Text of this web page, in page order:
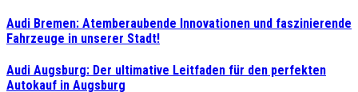
Audi Bremen: Atemberaubende Innovationen und faszinierende
Fahrzeuge in unserer Stadt!
Audi Augsburg: Der ultimative Leitfaden für den perfekten
Autokauf in Augsburg